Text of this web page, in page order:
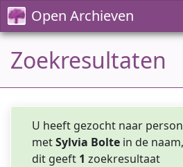
Open Archieven
Zoekresultaten
U heeft gezocht naar
metSylvia Bolte in de naam,
dit geeft 1 zoekresultaat